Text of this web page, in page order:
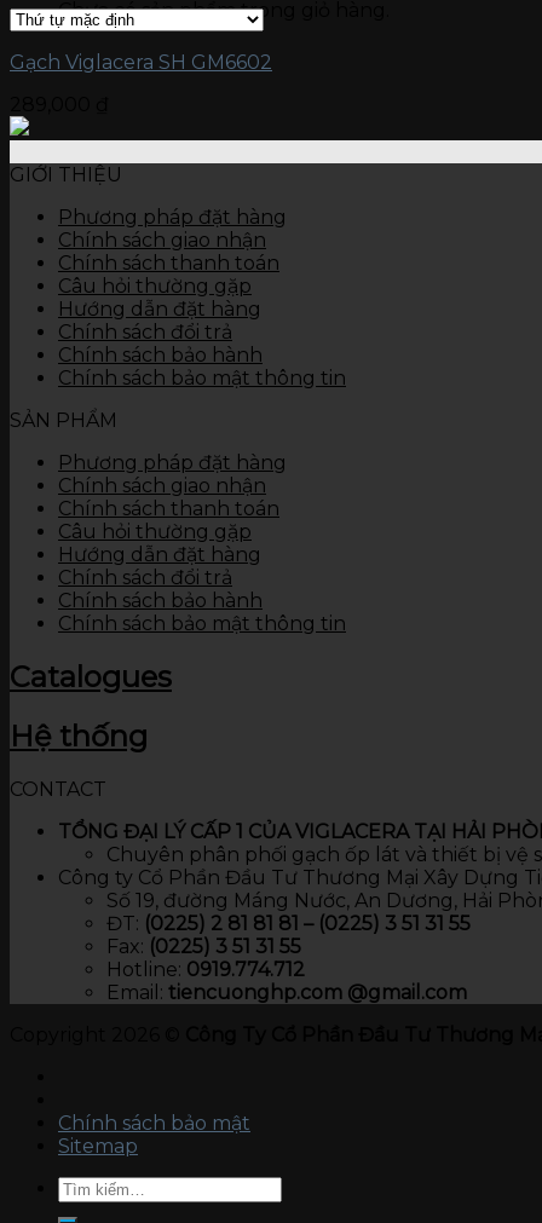
Gạch kích thước 15 x 60
Gạch ốp tường
Đá nung kết Vasta 120 x 280
Gạch kích thước 30 x 90
Gạch kích thước 30 x 60
Gạch kích thước 30 x 45
Gạch kích thước 25 x 50
Gạch kích thước 25 x 40
Gạch kích thước 10 x 30
Thiết bị vệ sinh
Bàn cầu
Sen vòi
Các thiết bị khác
Chưa có sản phẩm trong giỏ hàng.
Gạch Viglacera SH GM6602
GIỚI THIỆU
Phương pháp đặt hàng
Chính sách giao nhận
Chính sách thanh toán
Câu hỏi thường gặp
Hướng dẫn đặt hàng
Chính sách đổi trả
Chính sách bảo hành
Chính sách bảo mật thông tin
SẢN PHẨM
Phương pháp đặt hàng
Chính sách giao nhận
Chính sách thanh toán
Câu hỏi thường gặp
Hướng dẫn đặt hàng
Chính sách đổi trả
Chính sách bảo hành
Chính sách bảo mật thông tin
Catalogues
Hệ thống
CONTACT
TỔNG ĐẠI LÝ CẤP 1 CỦA VIGLACERA TẠI HẢI
Chuyên phân phối gạch ốp lát và thiết bị vệ
Công ty Cổ Phần Đầu Tư Thương Mại Xây Dựng
Số 19, đường Máng Nước, An Dương, Hải
ĐT: (0225) 2 81 81 81 – (0225) 3 51 31 55
Fax: (0225) 3 51 31 55
Hotline: 0919.774.712​
Email: tiencuonghp.com @gmail.com
Chính sách bảo mật
Sitemap
Tìm
kiếm: